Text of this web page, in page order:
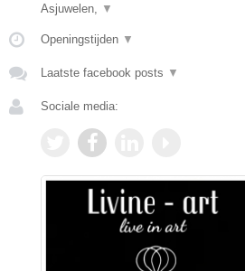
Asjuwelen, ▼
Openingstijden ▼
Laatste facebook posts ▼
Sociale media: